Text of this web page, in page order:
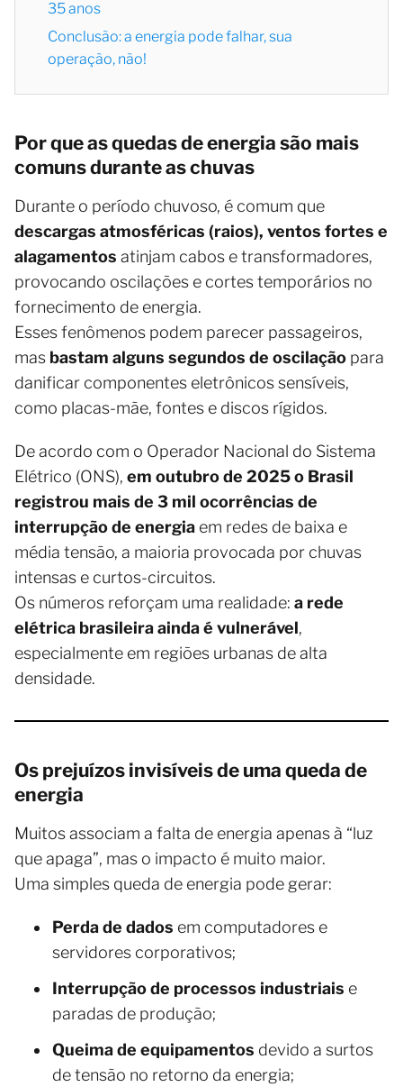
35 anos
Conclusão: a energia pode falhar, sua
operação, não!
Por que as quedas de energia são mais
comuns durante as chuvas
Durante o período chuvoso, é comum que
descargas atmosféricas (raios), ventos fortes e
alagamentos atinjam cabos e transformadores,
provocando oscilações e cortes temporários no
fornecimento de energia.
Esses fenômenos podem parecer passageiros,
mas bastam alguns segundos de oscilação para
danificar componentes eletrônicos sensíveis,
como placas-mãe, fontes e discos rígidos.
De acordo com o Operador Nacional do Sistema
Elétrico (ONS), em outubro de 2025 o Brasil
registrou mais de 3 mil ocorrências de
interrupção de energia em redes de baixa e
média tensão, a maioria provocada por chuvas
intensas e curtos-circuitos.
Os números reforçam uma realidade: a rede
elétrica brasileira ainda é vulnerável,
especialmente em regiões urbanas de alta
densidade.
Os prejuízos invisíveis de uma queda de
energia
Muitos associam a falta de energia apenas à “luz
que apaga”, mas o impacto é muito maior.
Uma simples queda de energia pode gerar:
Perda de dados em computadores e
servidores corporativos;
Interrupção de processos industriais e
paradas de produção;
Queima de equipamentos devido a surtos
de tensão no retorno da energia;